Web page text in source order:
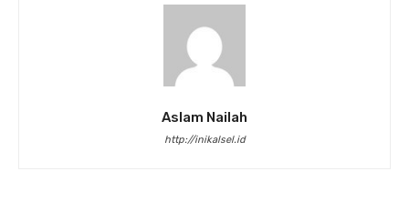
Aslam Nailah
http://inikalsel.id